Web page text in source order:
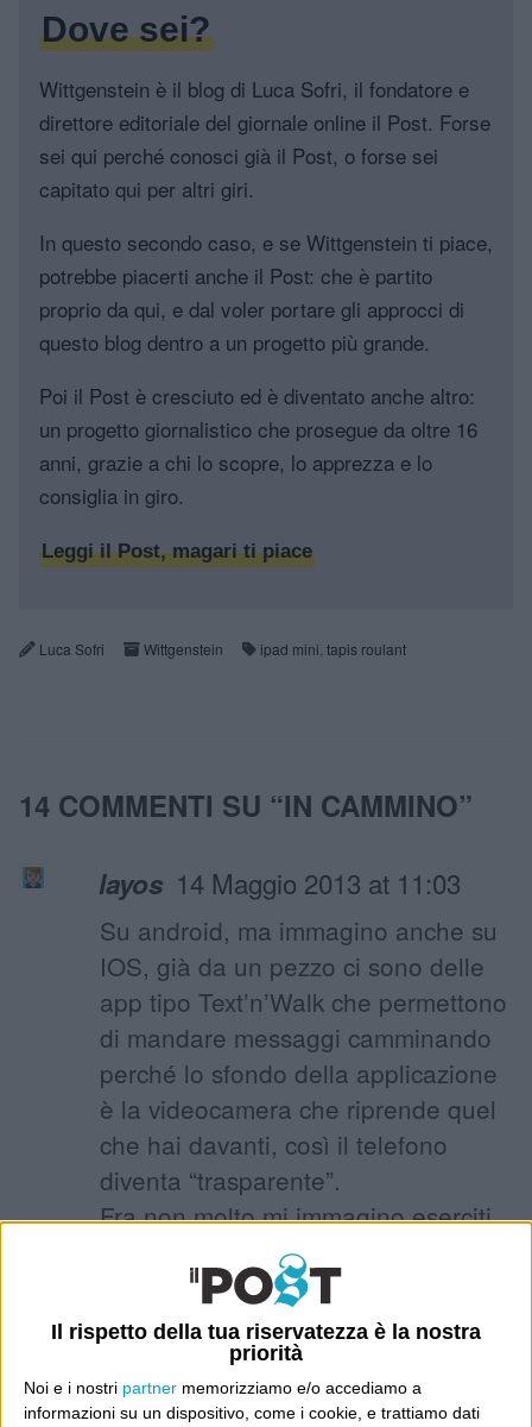
Il rispetto della tua riservatezza è la nostra
priorità
Noi e i nostri partner memorizziamo e/o accediamo a
informazioni su un dispositivo, come i cookie, e trattiamo dati
Dove sei?
Wittgenstein è il blog di Luca Sofri, il fondatore e
direttore editoriale del giornale online il Post. Forse
sei qui perché conosci già il Post, o forse sei
capitato qui per altri giri.
In questo secondo caso, e se Wittgenstein ti piace,
potrebbe piacerti anche il Post: che è partito
proprio da qui, e dal voler portare gli approcci di
questo blog dentro a un progetto più grande.
Poi il Post è cresciuto ed è diventato anche altro:
un progetto giornalistico che prosegue da oltre 16
anni, grazie a chi lo scopre, lo apprezza e lo
consiglia in giro.
Leggi il Post, magari ti piace
Luca Sofri Wittgenstein ipad mini tapis roulant
14 COMMENTI SU “IN CAMMINO”
layos 14 Maggio 2013 at 11:03
Su android, ma immagino anche su
IOS, già da un pezzo ci sono delle
app tipo Text’n’Walk che permettono
di mandare messaggi camminando
perché lo sfondo della applicazione
è la videocamera che riprende quel
che hai davanti, così il telefono
diventa “trasparente”.
Fra non molto mi immagino eserciti
di techno addicted tipo me e te (da
quel che scrivi) con gli occhiali di
google a fissare qualcosa di
sconveniente mentre in realtà
leggiamo la posta.